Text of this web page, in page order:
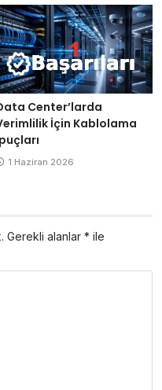
Center’larda
İçin Kablolama
1 Haziran 2026
Gerekli alanlar * ile